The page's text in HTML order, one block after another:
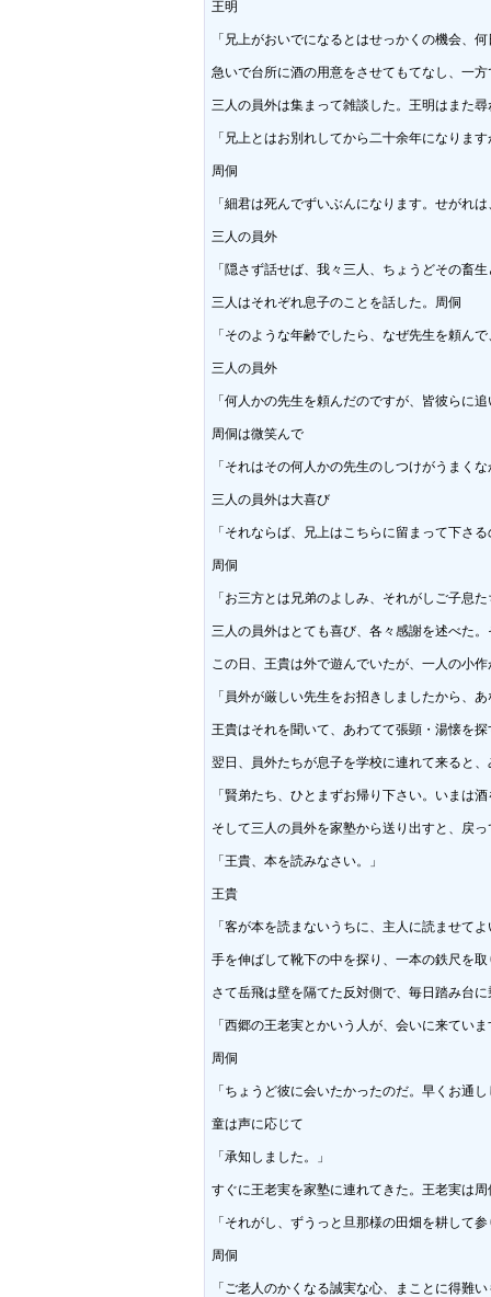
王明
「兄上がおいでになるとはせっかくの機会、
急いで台所に酒の用意をさせてもてなし、一
三人の員外は集まって雑談した。王明はまた尋
「兄上とはお別れしてから二十余年になりま
周侗
「細君は死んでずいぶんになります。せがれ
三人の員外
「隠さず話せば、我々三人、ちょうどその畜
三人はそれぞれ息子のことを話した。周侗
「そのような年齢でしたら、なぜ先生を頼ん
三人の員外
「何人かの先生を頼んだのですが、皆彼らに
周侗は微笑んで
「それはその何人かの先生のしつけがうまく
三人の員外は大喜び
「それならば、兄上はこちらに留まって下さ
周侗
「お三方とは兄弟のよしみ、それがしご子息
三人の員外はとても喜び、各々感謝を述べた
この日、王貴は外で遊んでいたが、一人の小
「員外が厳しい先生をお招きしましたから、
王貴はそれを聞いて、あわてて張顕・湯懐を
翌日、員外たちが息子を学校に連れて来ると
「賢弟たち、ひとまずお帰り下さい。いまは
そして三人の員外を家塾から送り出すと、戻
「王貴、本を読みなさい。」
王貴
「客が本を読まないうちに、主人に読ませて
手を伸ばして靴下の中を探り、一本の鉄尺を
さて岳飛は壁を隔てた反対側で、毎日踏み台
「西郷の王老実とかいう人が、会いに来てい
周侗
「ちょうど彼に会いたかったのだ。早くお通
童は声に応じて
「承知しました。」
すぐに王老実を家塾に連れてきた。王老実は
「それがし、ずうっと旦那様の田畑を耕して
周侗
「ご老人のかくなる誠実な心、まことに得難